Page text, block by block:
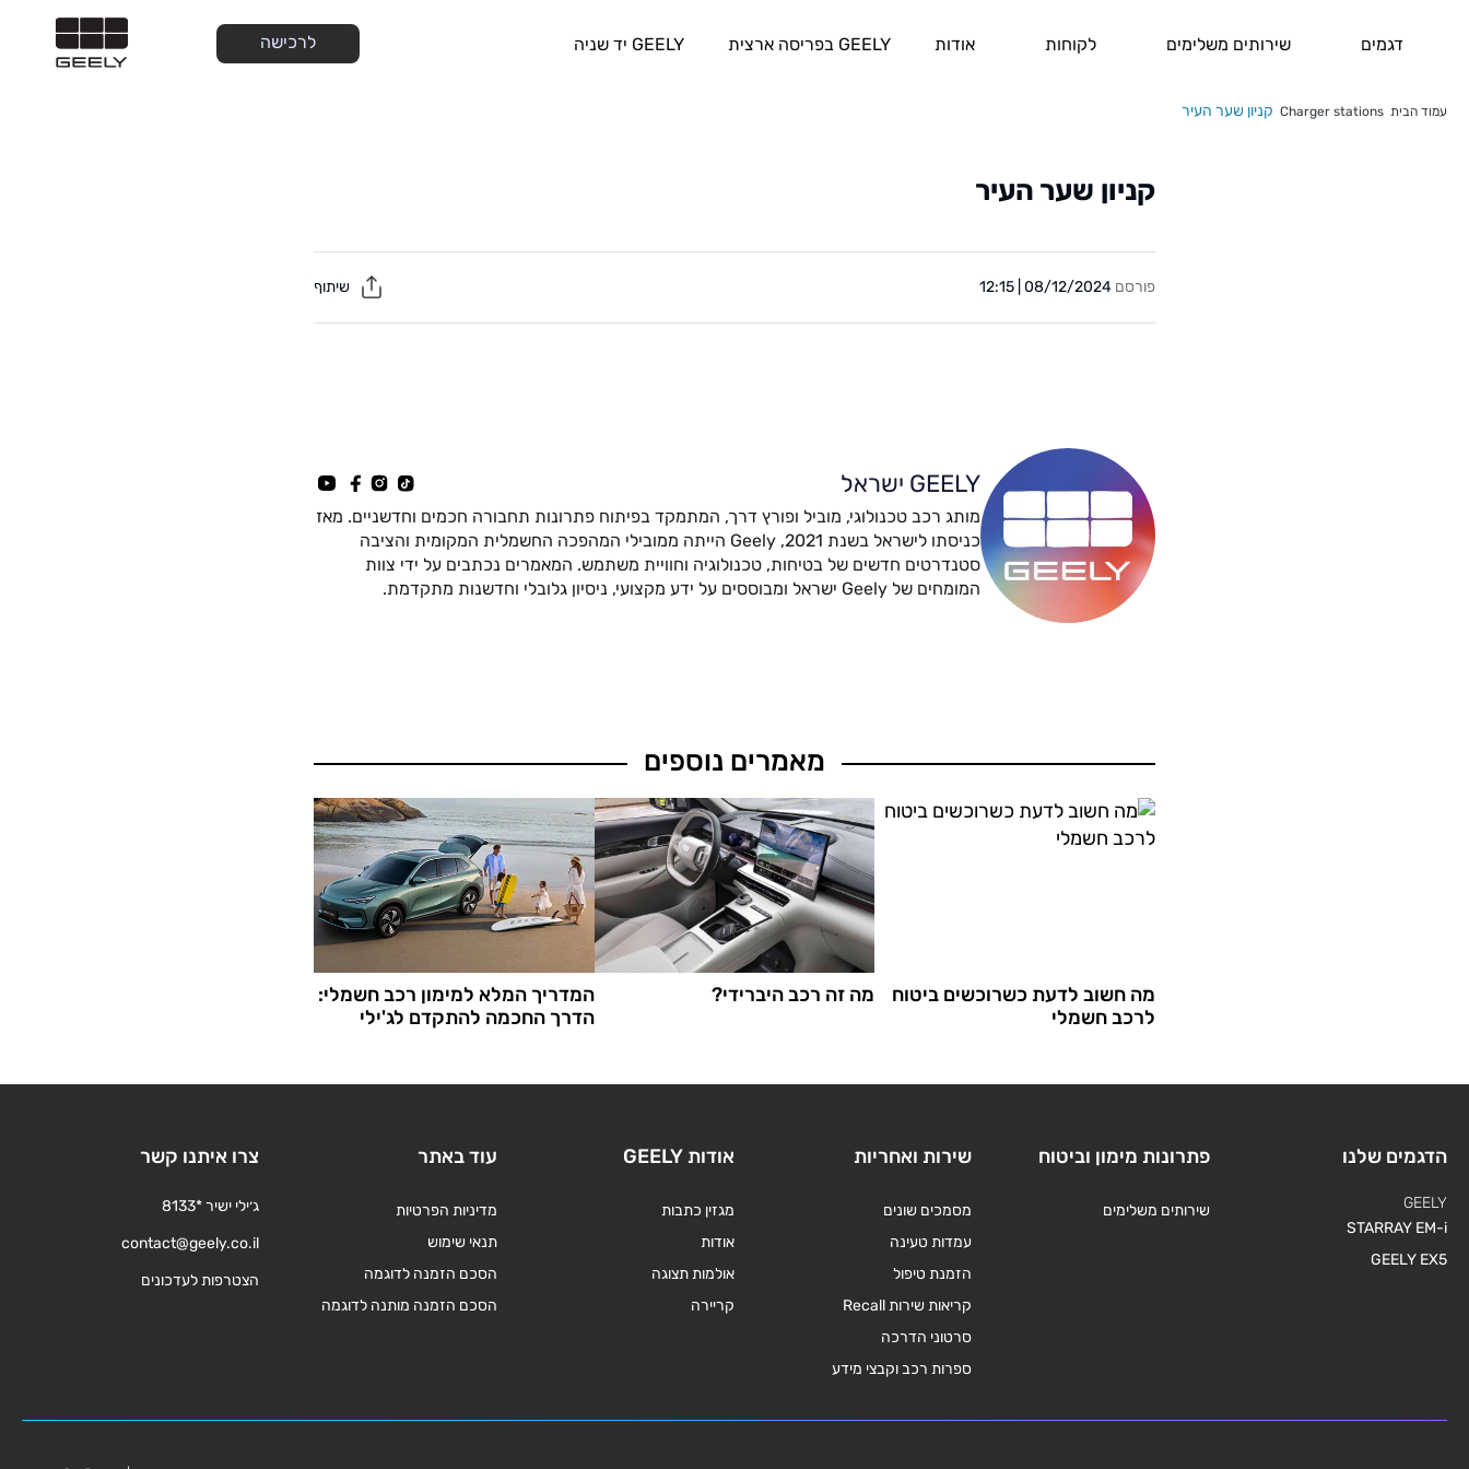
דגמים שירותים משלימים לקוחות אודות GEELY בפריסה ארצית GEELY יד שניה לרכישה
עמוד הבית Charger stations קניון שער העיר
קניון שער העיר
פורסם 08/12/2024 | 12:15
GEELY ישראל
מותג רכב טכנולוגי, מוביל ופורץ דרך, המתמקד בפיתוח פתרונות תחבורה חכמים וחדשניים. מאז
כניסתו לישראל בשנת 2021, Geely הייתה ממובילי המהפכה החשמלית המקומית והציבה
סטנדרטים חדשים של בטיחות, טכנולוגיה וחוויית משתמש. המאמרים נכתבים על ידי צוות
המומחים של Geely ישראל ומבוססים על ידע מקצועי, ניסיון גלובלי וחדשנות מתקדמת.
מאמרים נוספים
מה חשוב לדעת כשרוכשים ביטוח
לרכב חשמלי
מה זה רכב היברידי?
המדריך המלא למימון רכב חשמלי:
הדרך החכמה להתקדם לג'ילי
הדגמים שלנו
GEELY
STARRAY EM-i
GEELY EX5
פתרונות מימון וביטוח
שירותים משלימים
שירות ואחריות
מסמכים שונים
עמדות טעינה
הזמנת טיפול
קריאות שירות Recall
סרטוני הדרכה
ספרות רכב וקבצי מידע
אודות GEELY
מגזין כתבות
אודות
אולמות תצוגה
קריירה
עוד באתר
מדיניות הפרטיות
תנאי שימוש
הסכם הזמנה לדוגמה
הסכם הזמנה מותנה לדוגמה
צרו איתנו קשר
ג׳ילי ישיר *8133
contact@geely.co.il
הצטרפות לעדכונים